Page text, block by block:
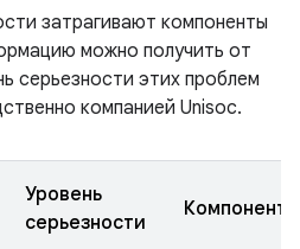
затрагивают компоненты
можно получить от
серьезности этих проблем
компанией Unisoc.
Уровень
серьезности
Компонент